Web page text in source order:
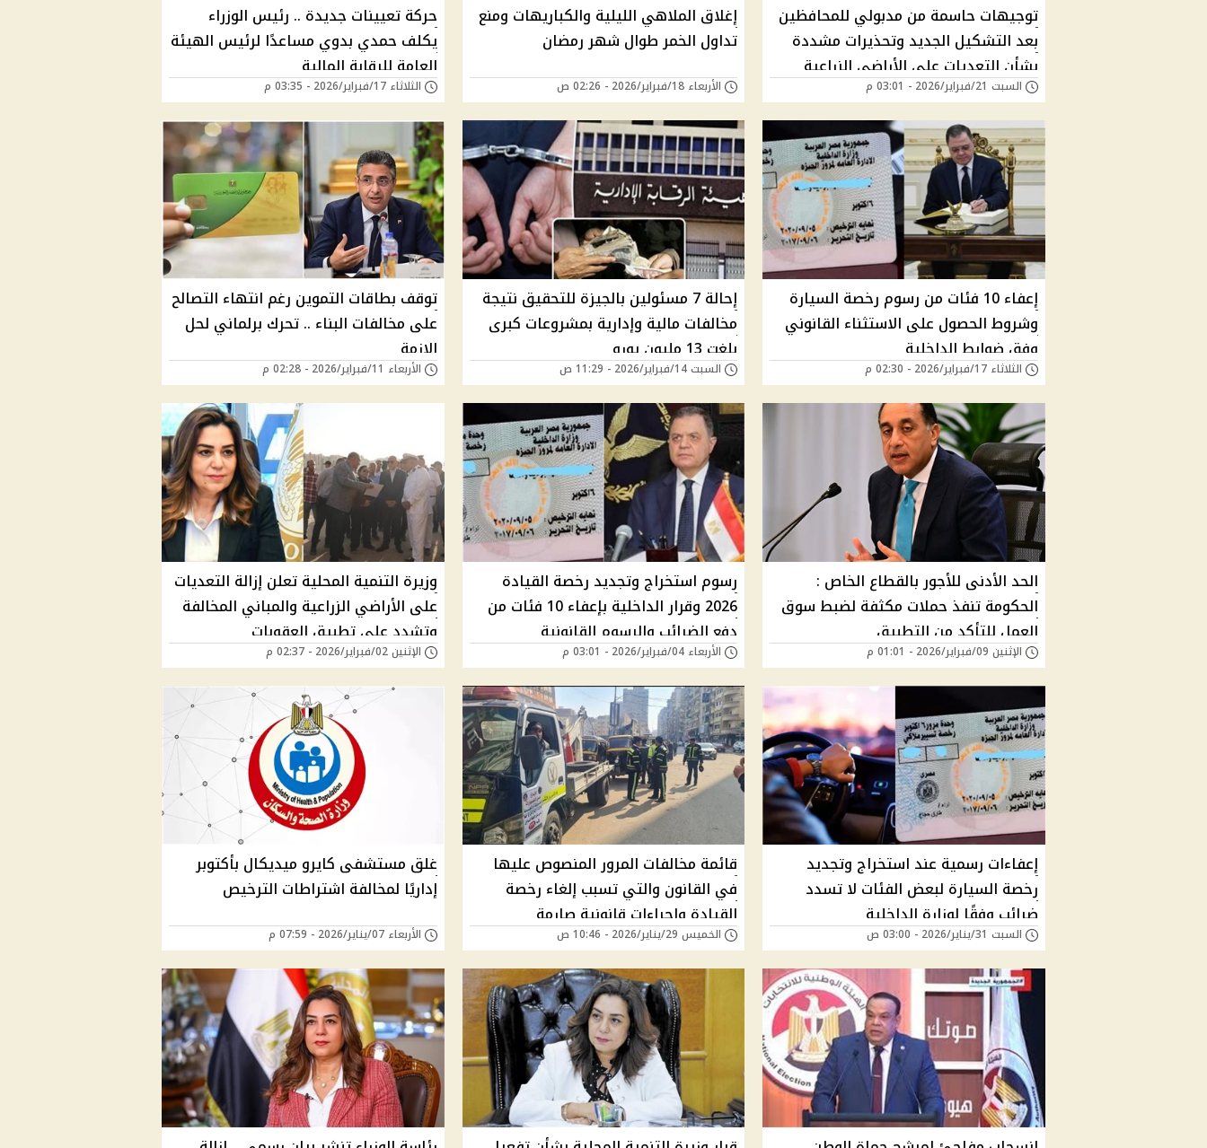
توجيهات حاسمة من مدبولي للمحافظين
بعد التشكيل الجديد وتحذيرات مشددة
بشأن التعديات على الأراضي الزراعية
السبت 21/فبراير/2026 - 03:01 م
إغلاق الملاهي الليلية والكباريهات ومنع
تداول الخمر طوال شهر رمضان
الأربعاء 18/فبراير/2026 - 02:26 ص
حركة تعيينات جديدة .. رئيس الوزراء
يكلف حمدي بدوي مساعدًا لرئيس الهيئة
العامة للرقابة المالية
الثلاثاء 17/فبراير/2026 - 03:35 م
إعفاء 10 فئات من رسوم رخصة السيارة
وشروط الحصول على الاستثناء القانوني
وفق ضوابط الداخلية
الثلاثاء 17/فبراير/2026 - 02:30 م
إحالة 7 مسئولين بالجيزة للتحقيق نتيجة
مخالفات مالية وإدارية بمشروعات كبرى
بلغت 13 مليون يورو
السبت 14/فبراير/2026 - 11:29 ص
توقف بطاقات التموين رغم انتهاء التصالح
على مخالفات البناء .. تحرك برلماني لحل
الازمة
الأربعاء 11/فبراير/2026 - 02:28 م
الحد الأدنى للأجور بالقطاع الخاص :
الحكومة تنفذ حملات مكثفة لضبط سوق
العمل للتأكد من التطبيق
الإثنين 09/فبراير/2026 - 01:01 م
رسوم استخراج وتجديد رخصة القيادة
2026 وقرار الداخلية بإعفاء 10 فئات من
دفع الضرائب والرسوم القانونية
الأربعاء 04/فبراير/2026 - 03:01 م
وزيرة التنمية المحلية تعلن إزالة التعديات
على الأراضي الزراعية والمباني المخالفة
وتشدد على تطبيق العقوبات
الإثنين 02/فبراير/2026 - 02:37 م
إعفاءات رسمية عند استخراج وتجديد
رخصة السيارة لبعض الفئات لا تسدد
ضرائب وفقًا لوزارة الداخلية
السبت 31/يناير/2026 - 03:00 ص
قائمة مخالفات المرور المنصوص عليها
في القانون والتي تسبب إلغاء رخصة
القيادة وإجراءات قانونية صارمة
الخميس 29/يناير/2026 - 10:46 ص
غلق مستشفى كايرو ميديكال بأكتوبر
إداريًا لمخالفة اشتراطات الترخيص
الأربعاء 07/يناير/2026 - 07:59 م